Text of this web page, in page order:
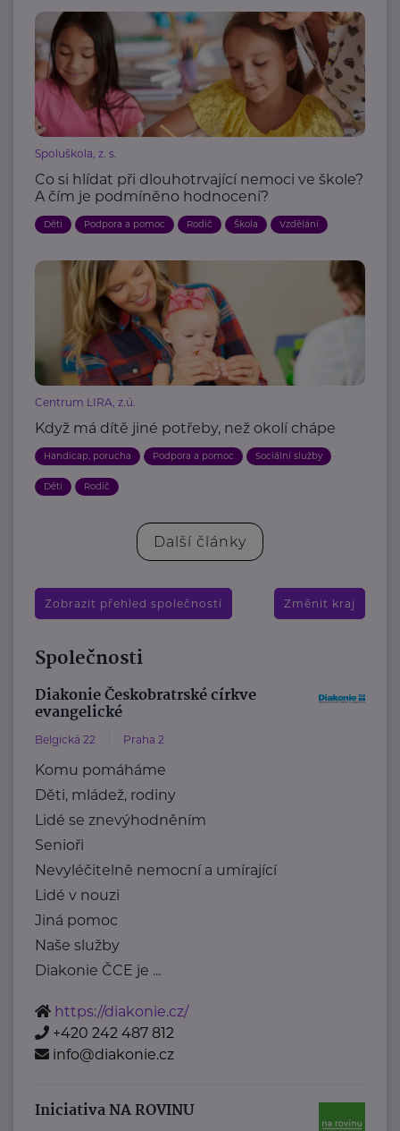
Spoluškola, z. s.
Co si hlídat při dlouhotrvající nemoci ve škole?
A čím je podmíněno hodnocení?
Děti Podpora a pomoc Rodič Škola Vzdělání
Centrum LIRA, z.ú.
Když má dítě jiné potřeby, než okolí chápe
Handicap, porucha Podpora a pomoc Sociální služby
Děti Rodič
Další články
Zobrazit přehled společností Změnit kraj
Společnosti
Diakonie Českobratrské církve
evangelické
Belgická 22 Praha 2
Komu pomáháme
Děti, mládež, rodiny
Lidé se znevýhodněním
Senioři
Nevyléčitelně nemocní a umírající
Lidé v nouzi
Jiná pomoc
Naše služby
Diakonie ČCE je ...
https://diakonie.cz/
+420 242 487 812
info@diakonie.cz
Iniciativa NA ROVINU